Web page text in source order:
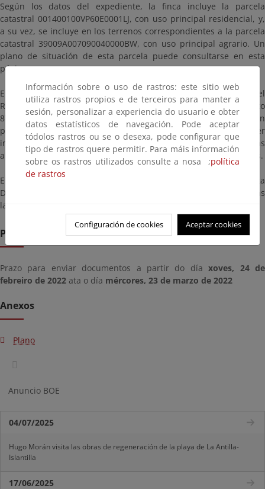
Según los datos del expediente, la finca incluye la parcela
catastral 001400100VP60E0001LJ, con uso principal residencial, y,
a su vez, se incluye en los terrenos correspondientes a la parcela
catastral 39009A007090040000BW, con uso principal agrario. Un
plano de situación de esta parcela puede consultarse en esta
página.
En cumplimiento de lo dispuesto en el artículo 152.8 del
Reglamento General de Costas aprobado por Real Decreto
876/2014, de 10 de octubre, se abre un periodo de información
pública, por un plazo de veinte días, dentro del cual cualquier
interesado podrá acceder al expediente y presentar las
alegaciones, observaciones o sugerencias que estime pertinentes.
El expediente estará a su disposición en las oficinas de esta
Demarcación sitas en Santander, C/ Vargas 53-3º en días
laborables y horario de 9:00 a 14:00 horas.
Prazo de remisión
Prazo para enviar documentos a partir do díaxoves, 24 de
febreiro de 2022 ata o día mércores, 23 de marzo de 2022
Anexos
Plano
Anuncio BOE
04/07/2025
Hugo Morán visita las obras de regeneración de la playa de La Antilla-
Islantilla
17/06/2025
Información sobre o uso de rastros: este sitio web
utiliza rastros propios e de terceiros para manter a
sesión, personalizar a experiencia do usuario e obter
datos estatísticos de navegación. Pode aceptar
tódolos rastros ou se o desexa, pode configurar que
tipo de rastros quere permitir. Para máis información
sobre os rastros utilizados consulte a nosa ;política
de rastros
Configuración de cookies Aceptar cookies